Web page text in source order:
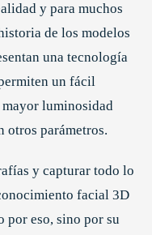
y para muchos
de los modelos
una tecnología
un fácil
luminosidad
otros parámetros.
y capturar todo lo
facial 3D
por eso, sino por su